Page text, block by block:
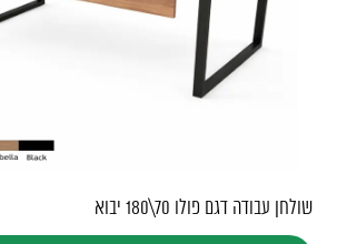
שולחן עבודה דגם פולו 70\180 יבוא